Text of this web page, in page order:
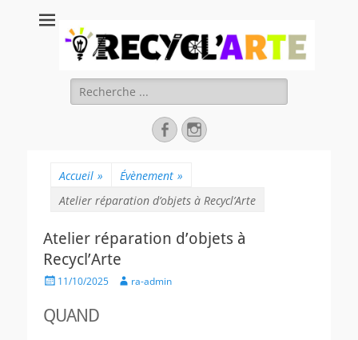
Recycl'Arte, faire
soi-même et
réduire les
déchets
Rechercher :
FacebookInstagram
Accueil » Évènement »
Atelier réparation d’objets à Recycl’Arte
Atelier réparation d’objets à
Recycl’Arte
Posted11/10/2025 Authorra-admin
QUAND